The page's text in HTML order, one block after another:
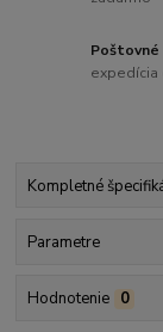
Poštovné
expedícia
Kompletné
Parametre
Hodnotenie 0